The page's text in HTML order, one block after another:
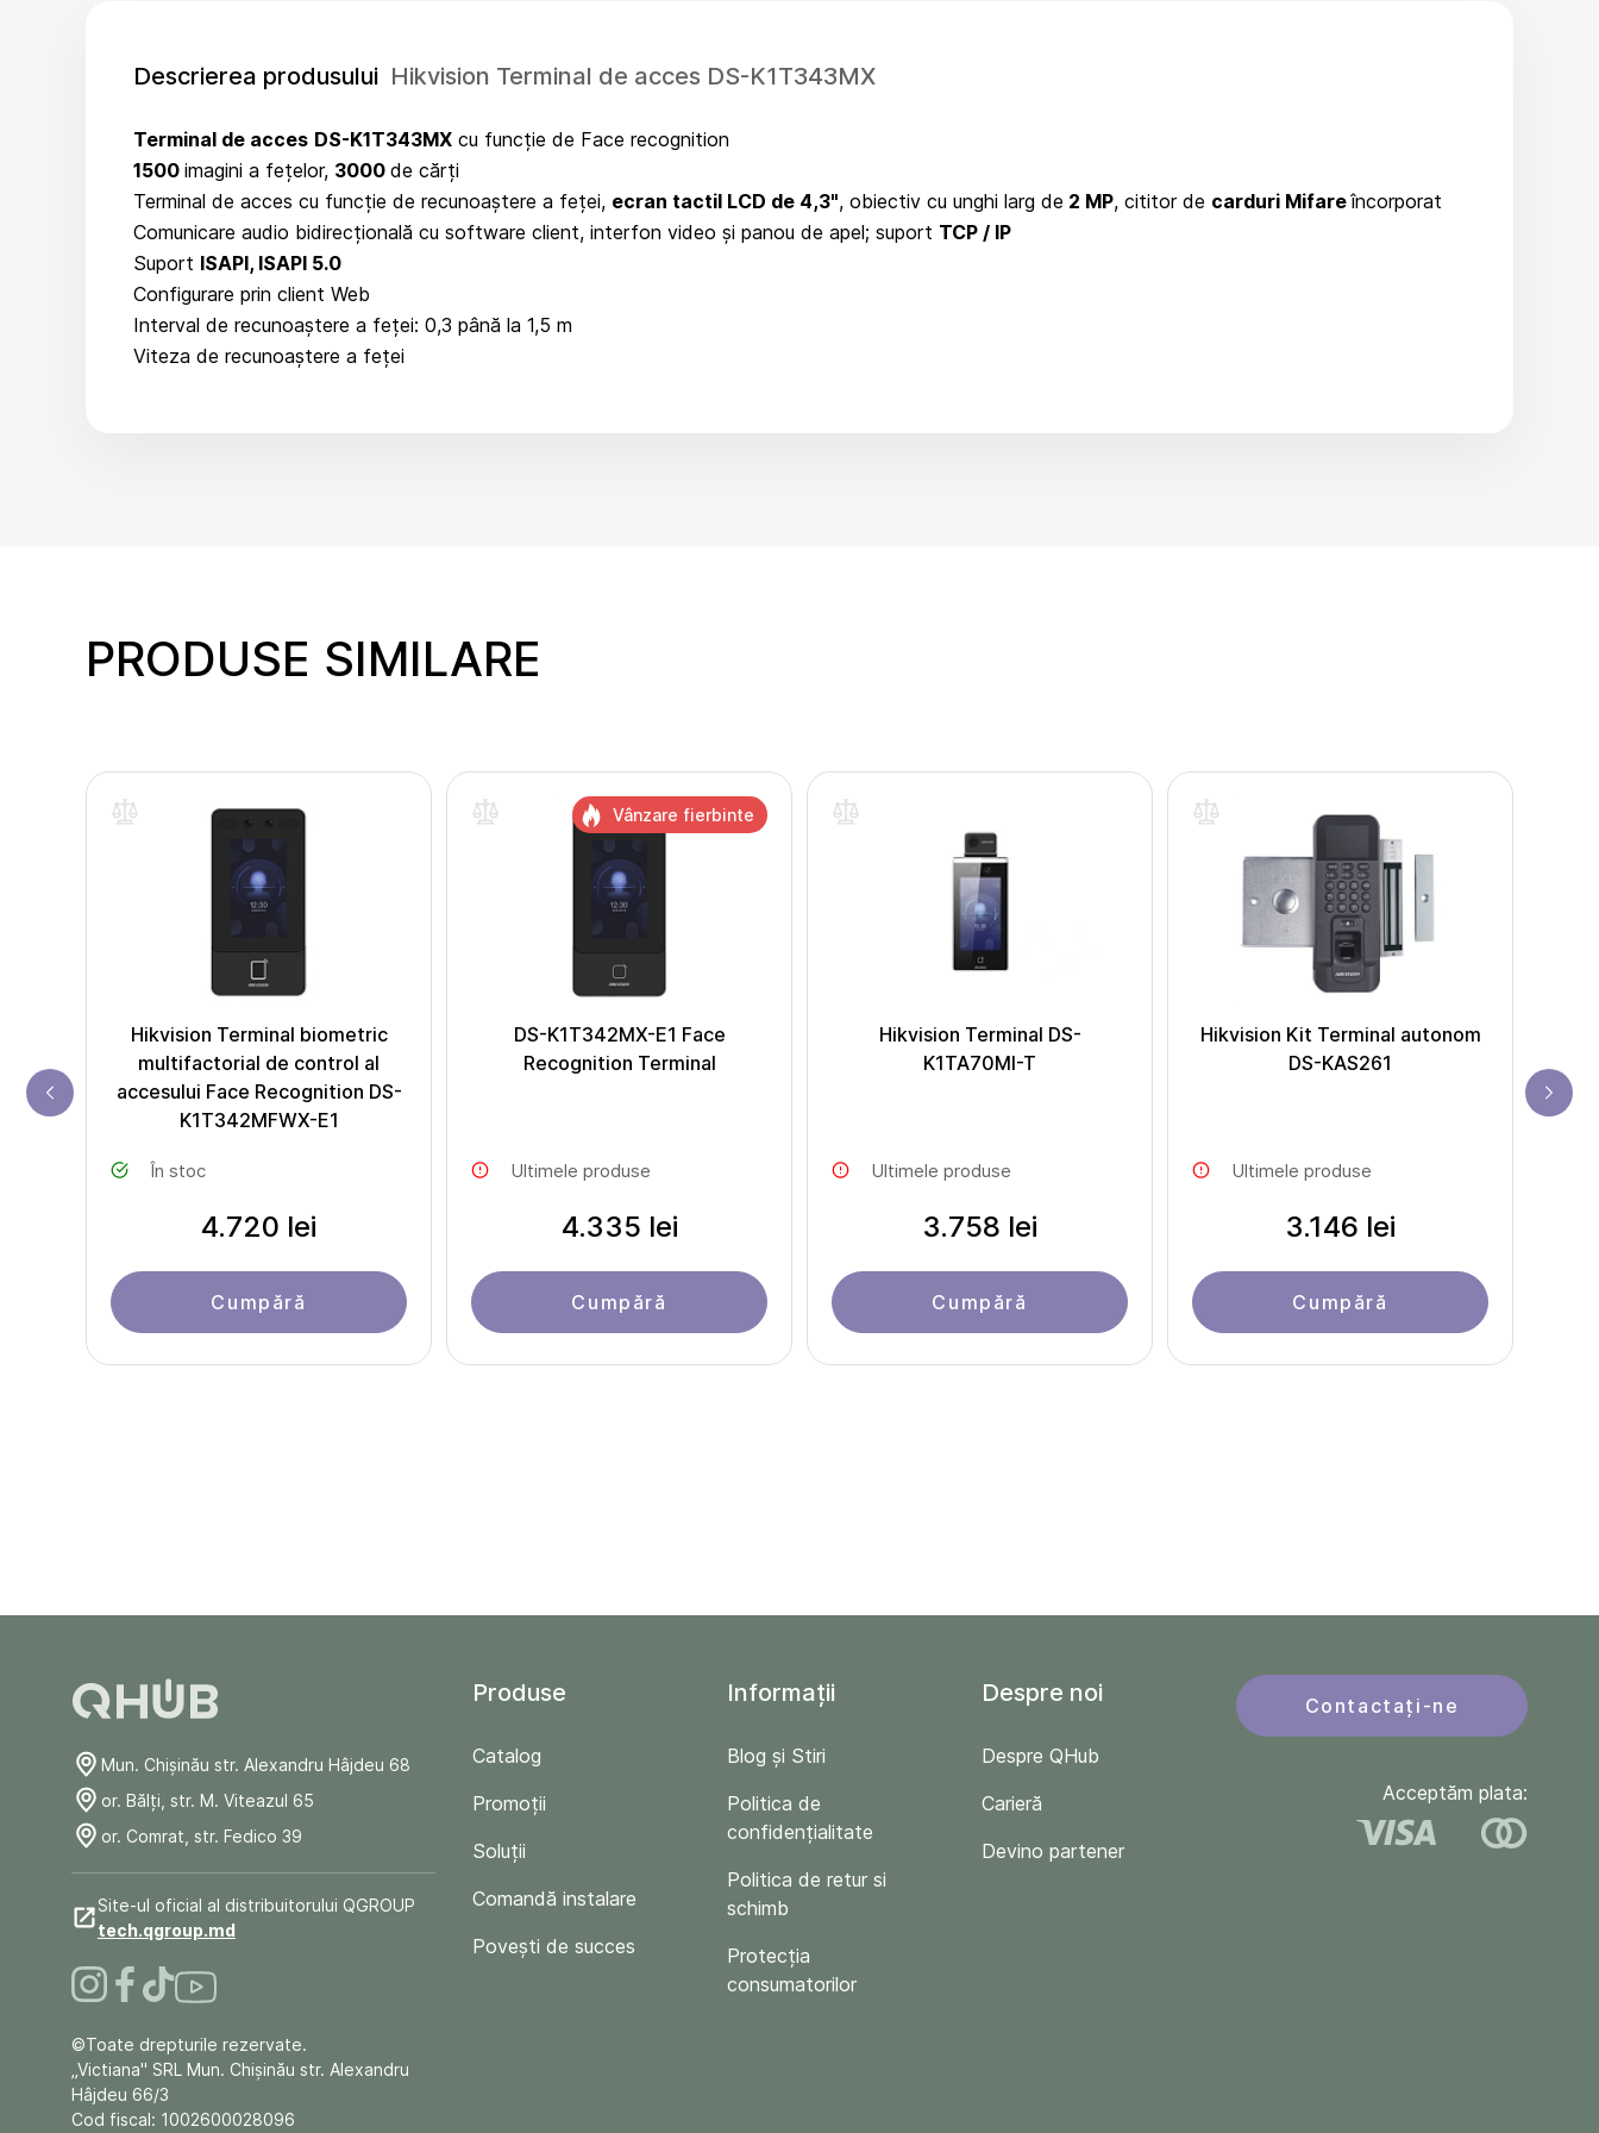
Descrierea produsului Hikvision Terminal de acces DS-K1T343MX
Terminal de acces DS-K1T343MX cu funcție de Face recognition
1500 imagini a fețelor, 3000 de cărți
Terminal de acces cu funcție de recunoaștere a feței, ecran tactil LCD de 4,3", obiectiv cu unghi larg de 2 MP, cititor de carduri Mifareîncorporat
Comunicare audio bidirecțională cu software client, interfon video și panou de apel; suport TCP / IP
Suport ISAPI, ISAPI 5.0
Configurare prin client Web
Interval de recunoaștere a feței: 0,3 până la 1,5 m
Viteza de recunoaștere a feței
PRODUSE SIMILARE
Hikvision Terminal biometric
multifactorial de control al
accesului Face Recognition DS-
K1T342MFWX-E1
În stoc
4.720 lei
Cumpără
DS-K1T342MX-E1 Face
Recognition Terminal
Ultimele produse
4.335 lei
Cumpără
Vânzare fierbinte
Hikvision Terminal DS-
K1TA70MI-T
Ultimele produse
3.758 lei
Cumpără
Hikvision Kit Terminal autonom
DS-KAS261
Ultimele produse
3.146 lei
Cumpără
Mun. Chişinău str. Alexandru Hâjdeu 68
or. Bălți, str. M. Viteazul 65
or. Comrat, str. Fedico 39
Site-ul oficial al distribuitorului QGROUP
tech.qgroup.md
©Toate drepturile rezervate.
„Victiana" SRL Mun. Chişinău str. Alexandru
Hâjdeu 66/3
Cod fiscal: 1002600028096
Produse
Catalog
Promoții
Soluții
Comandă instalare
Povești de succes
Informații
Blog și Stiri
Politica de
confidențialitate
Politica de retur si
schimb
Protecția
consumatorilor
Despre noi
Despre QHub
Carieră
Devino partener
Contactați-ne
Acceptăm plata: